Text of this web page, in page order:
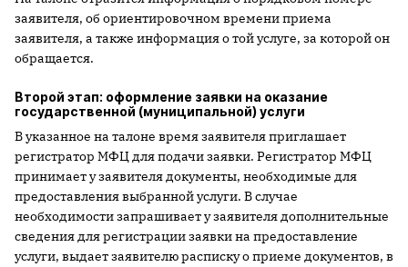
заявителя, об ориентировочном времени приема
заявителя, а также информация о той услуге, за которой он
обращается.
Второй этап: оформление заявки на оказание
государственной (муниципальной) услуги
В указанное на талоне время заявителя приглашает
регистратор МФЦ для подачи заявки. Регистратор МФЦ
принимает у заявителя документы, необходимые для
предоставления выбранной услуги. В случае
необходимости запрашивает у заявителя дополнительные
сведения для регистрации заявки на предоставление
услуги, выдает заявителю расписку о приеме документов, в